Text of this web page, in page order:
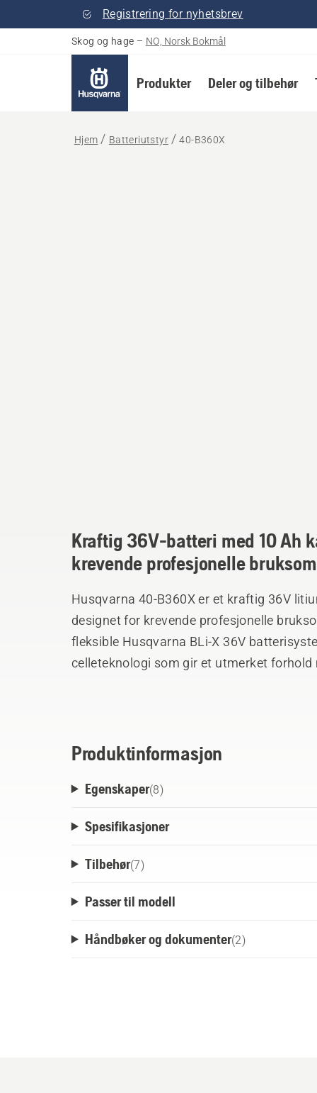
Registrering for nyhetsbrev
Skog og hage – NO, Norsk Bokmål
Produkter Deler og tilbehør
Hjem Batteriutstyr 40-B360X
Kraftig 36V-batteri med 10 Ah
krevende profesjonelle
Husqvarna 40-B360X er et kraftig 36V
designet for krevende profesjonelle
fleksible Husqvarna BLi-X 36V
celleteknologi som gir et utmerket
Husqvarna Fleet Services.
Produktinformasjon
Egenskaper(8)
Spesifikasjoner
Tilbehør(7)
Passer til modell
Håndbøker og dokumenter(2)